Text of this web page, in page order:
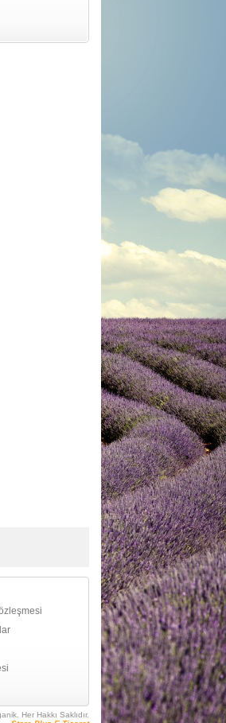
Her Hakkı Saklıdır.